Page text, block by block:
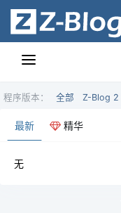
程序版本： 全部 Z-Blog 2
最新 精华
无